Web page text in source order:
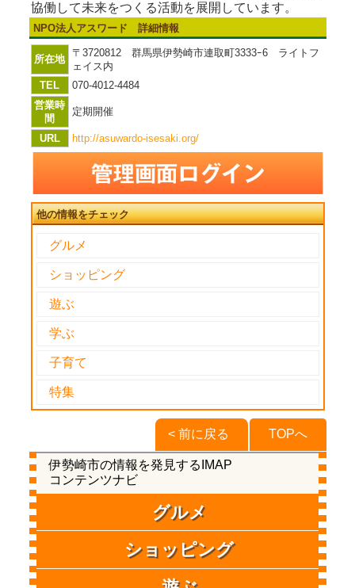
協働して未来をつくる活動を展開しています。
NPO法人アスワード 詳細情報
所在地
〒3720812 群馬県伊勢崎市連取町3333ｰ6 ライトフ
ェイス内
TEL
070-4012-4484
営業時
間
定期開催
URL http://asuwardo-isesaki.org/
他の情報をチェック
グルメ
ショッピング
遊ぶ
学ぶ
子育て
特集
TOPへ
< 前に戻る
伊勢崎市の情報を発見するIMAP
コンテンツナビ
グルメ
ショッピング